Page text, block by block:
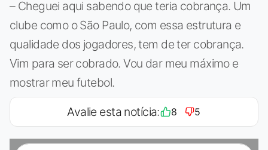
– Cheguei aqui sabendo que teria cobrança. Um
clube como o São Paulo, com essa estrutura e
qualidade dos jogadores, tem de ter cobrança.
Vim para ser cobrado. Vou dar meu máximo e
mostrar meu futebol.
Avalie esta notícia: 8 5